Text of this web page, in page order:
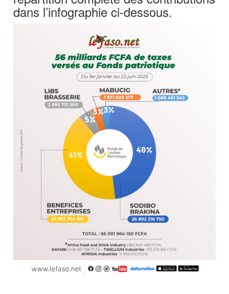
dans l’infographie ci-dessous.